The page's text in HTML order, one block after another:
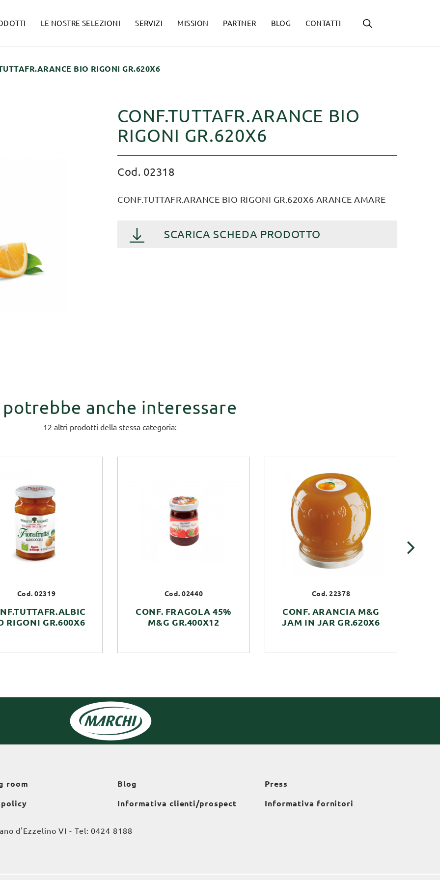
LE NOSTRE SELEZIONI SERVIZI MISSION PARTNER BLOG CONTATTI
BIO RIGONI GR.620X6
CONF.TUTTAFR.ARANCE BIO
RIGONI GR.620X6
Cod. 02318
CONF.TUTTAFR.ARANCE BIO RIGONI GR.620X6 ARANCE AMARE
SCARICA SCHEDA PRODOTTO
potrebbe anche interessare
12 altri prodotti della stessa categoria:
Cod. 02319
RIGONI GR.600X6
Cod. 02440
CONF. FRAGOLA 45%
M&G GR.400X12
Cod. 22378
CONF. ARANCIA M&G
JAM IN JAR GR.620X6
room
policy
Blog
Informativa clienti/prospect
Press
Informativa fornitori
d'Ezzelino VI - Tel:0424 8188